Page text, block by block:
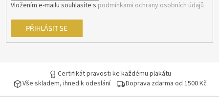
Vložením e-mailu souhlasíte s podmínkami ochrany osobních údajů
PŘIHLÁSIT SE
Certifikát pravosti ke každému plakátu
Vše skladem, ihned k odeslání
Doprava zdarma od 1500 Kč